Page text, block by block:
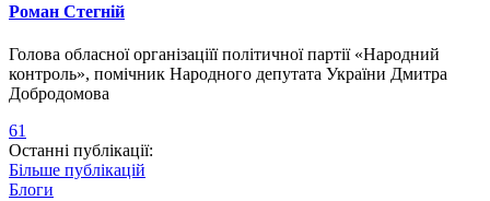
Роман Стегній
Голова обласної організаціїї політичної партії «Народний
контроль», помічник Народного депутата України Дмитра
Добродомова
61
Останні публікації:
Більше публікацій
Блоги